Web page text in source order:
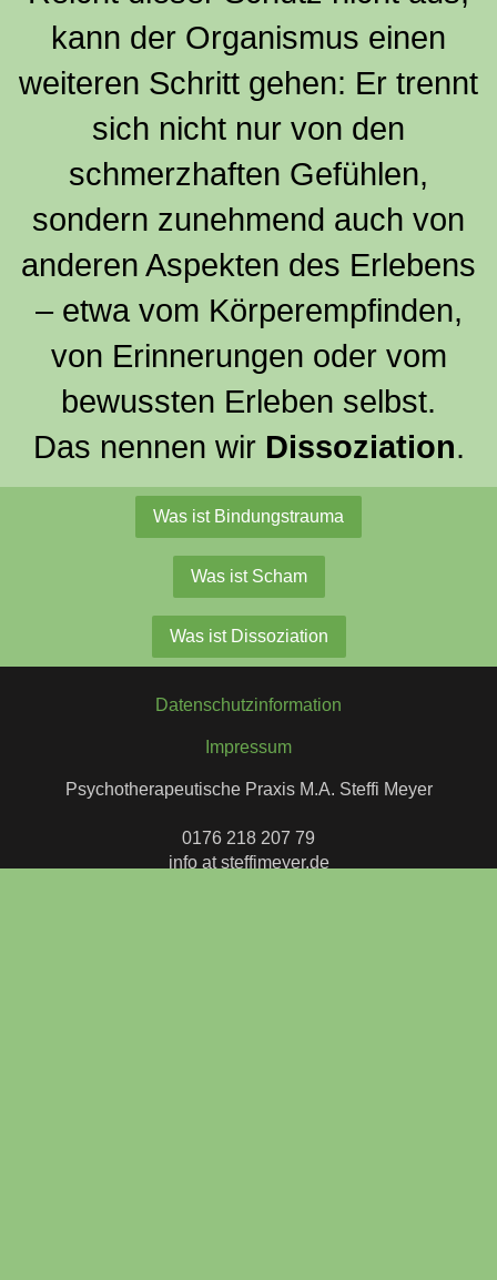
kann der Organismus einen
weiteren Schritt gehen: Er trennt
sich nicht nur von den
schmerzhaften Gefühlen,
sondern zunehmend auch von
anderen Aspekten des Erlebens
– etwa vom Körperempfinden,
von Erinnerungen oder vom
bewussten Erleben selbst.
Das nennen wir Dissoziation.
Was ist Bindungstrauma
Was ist Scham
Was ist Dissoziation
Datenschutzinformation
Impressum
Psychotherapeutische Praxis M.A. Steffi Meyer
0176 218 207 79
info at steffimeyer.de